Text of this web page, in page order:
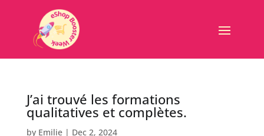
J’ai trouvé les formations
qualitatives et complètes.
by Emilie| Dec 2, 2024